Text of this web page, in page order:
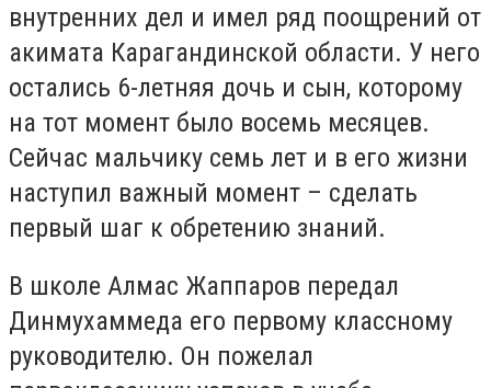
внутренних дел и имел ряд поощрений от
акимата Карагандинской области. У него
остались 6-летняя дочь и сын, которому
на тот момент было восемь месяцев.
Сейчас мальчику семь лет и в его жизни
наступил важный момент – сделать
первый шаг к обретению знаний.
В школе Алмас Жаппаров передал
Динмухаммеда его первому классному
руководителю. Он пожелал